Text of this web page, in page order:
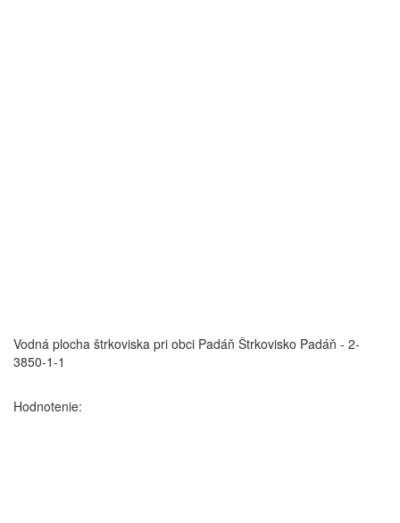
Vodná plocha štrkoviska pri obci Padáň Štrkovisko Padáň - 2-
3850-1-1
Hodnotenie: